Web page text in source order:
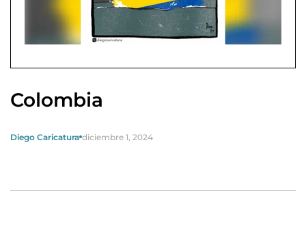
Colombia
Diego Caricatura diciembre 1, 2024